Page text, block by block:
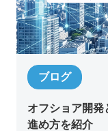
ブログ
オフショア開発
進め方を紹介